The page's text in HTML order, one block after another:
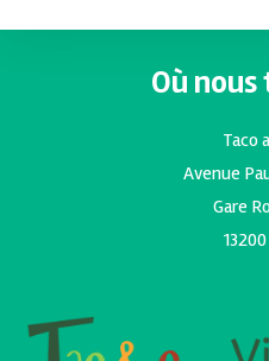
Où
Taco
Avenue
Gare